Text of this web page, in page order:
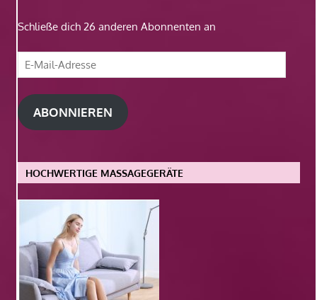
Schließe dich 26 anderen Abonnenten an
E-
Mail-
Adresse
ABONNIEREN
HOCHWERTIGE MASSAGEGERÄTE